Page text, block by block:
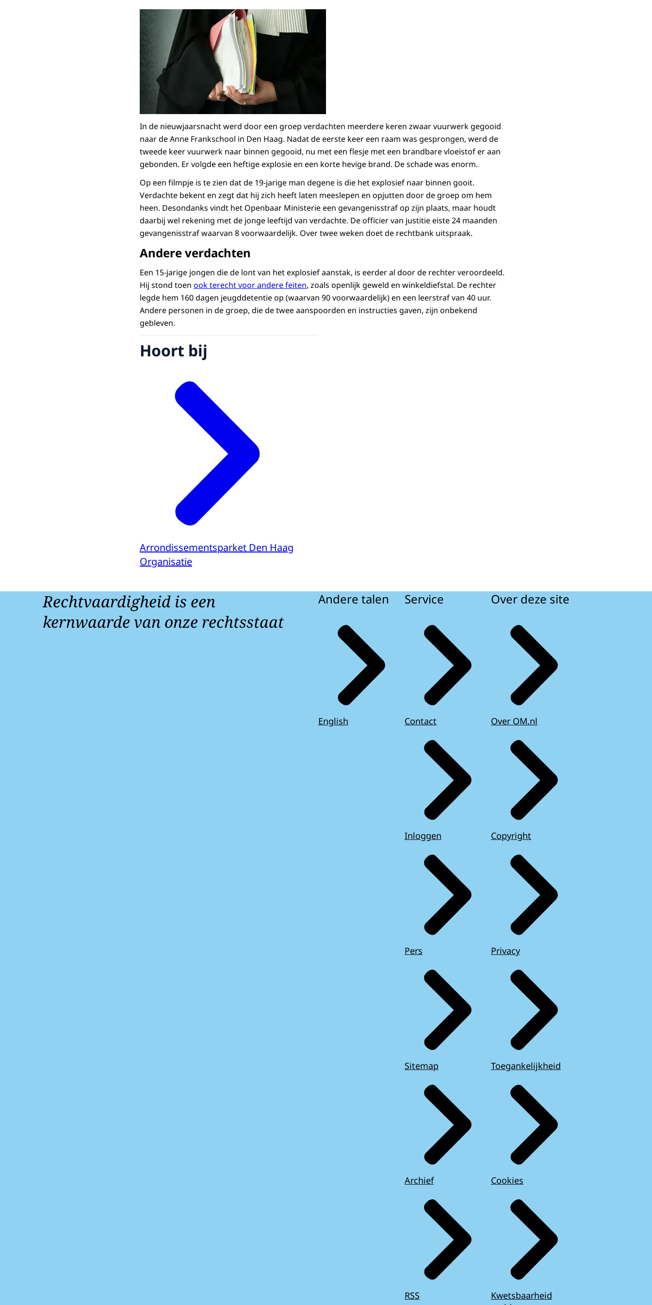
In de nieuwjaarsnacht werd door een groep verdachten meerdere keren zwaar vuurwerk gegooid
naar de Anne Frankschool in Den Haag. Nadat de eerste keer een raam was gesprongen, werd de
tweede keer vuurwerk naar binnen gegooid, nu met een flesje met een brandbare vloeistof er aan
gebonden. Er volgde een heftige explosie en een korte hevige brand. De schade was enorm.
Op een filmpje is te zien dat de 19-jarige man degene is die het explosief naar binnen gooit.
Verdachte bekent en zegt dat hij zich heeft laten meeslepen en opjutten door de groep om hem
heen. Desondanks vindt het Openbaar Ministerie een gevangenisstraf op zijn plaats, maar houdt
daarbij wel rekening met de jonge leeftijd van verdachte. De officier van justitie eiste 24 maanden
gevangenisstraf waarvan 8 voorwaardelijk. Over twee weken doet de rechtbank uitspraak.
Andere verdachten
Een 15-jarige jongen die de lont van het explosief aanstak, is eerder al door de rechter veroordeeld.
Hij stond toen ook terecht voor andere feiten, zoals openlijk geweld en winkeldiefstal. De rechter
legde hem 160 dagen jeugddetentie op (waarvan 90 voorwaardelijk) en een leerstraf van 40 uur.
Andere personen in de groep, die de twee aanspoorden en instructies gaven, zijn onbekend
gebleven.
Hoort bij
Arrondissementsparket Den Haag
Organisatie
Rechtvaardigheid is een
kernwaarde van onze rechtsstaat
Andere talen
English
Service
Contact
Inloggen
Pers
Sitemap
Archief
RSS
Over deze site
Over OM.nl
Copyright
Privacy
Toegankelijkheid
Cookies
Kwetsbaarheid